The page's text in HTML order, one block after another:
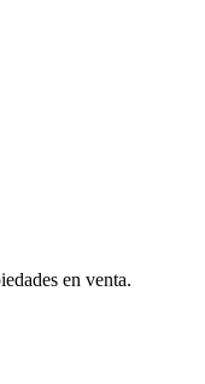
en venta.